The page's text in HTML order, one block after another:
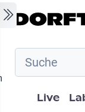
Skip to main content
Live